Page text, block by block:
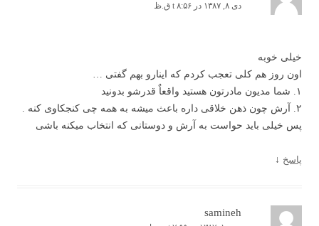
دی ۸, ۱۳۸۷ در t ۸:۵۶ ق.ظ
خیلی خوبه
اون روز هم کلی تعجب کردم که اینارو بهم گفتی …
۱. شما مدیون مادرتون هستید واقعاٌ قدرشو بدونید
۲. آرش چون ذهن خلاقی داره باعث میشه به همه چی کنجکاوی کنه .
پس خیلی باید حواست به آرش و دوستانی که انتخاب میکنه باشی
پاسخ ↓
samineh